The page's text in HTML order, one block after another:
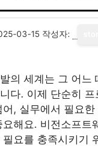
03-15 작성자:
의 세계는 그 어느
다. 이제 단순히
, 실무에서 필요
해요. 비전소프트
요를 충족시키기